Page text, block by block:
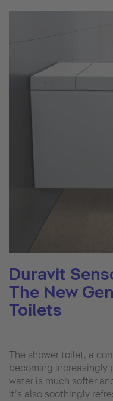
Duravit
The New
Toilets
The shower toilet, a
becoming increasingly
water is much softer
it’s also soothingly